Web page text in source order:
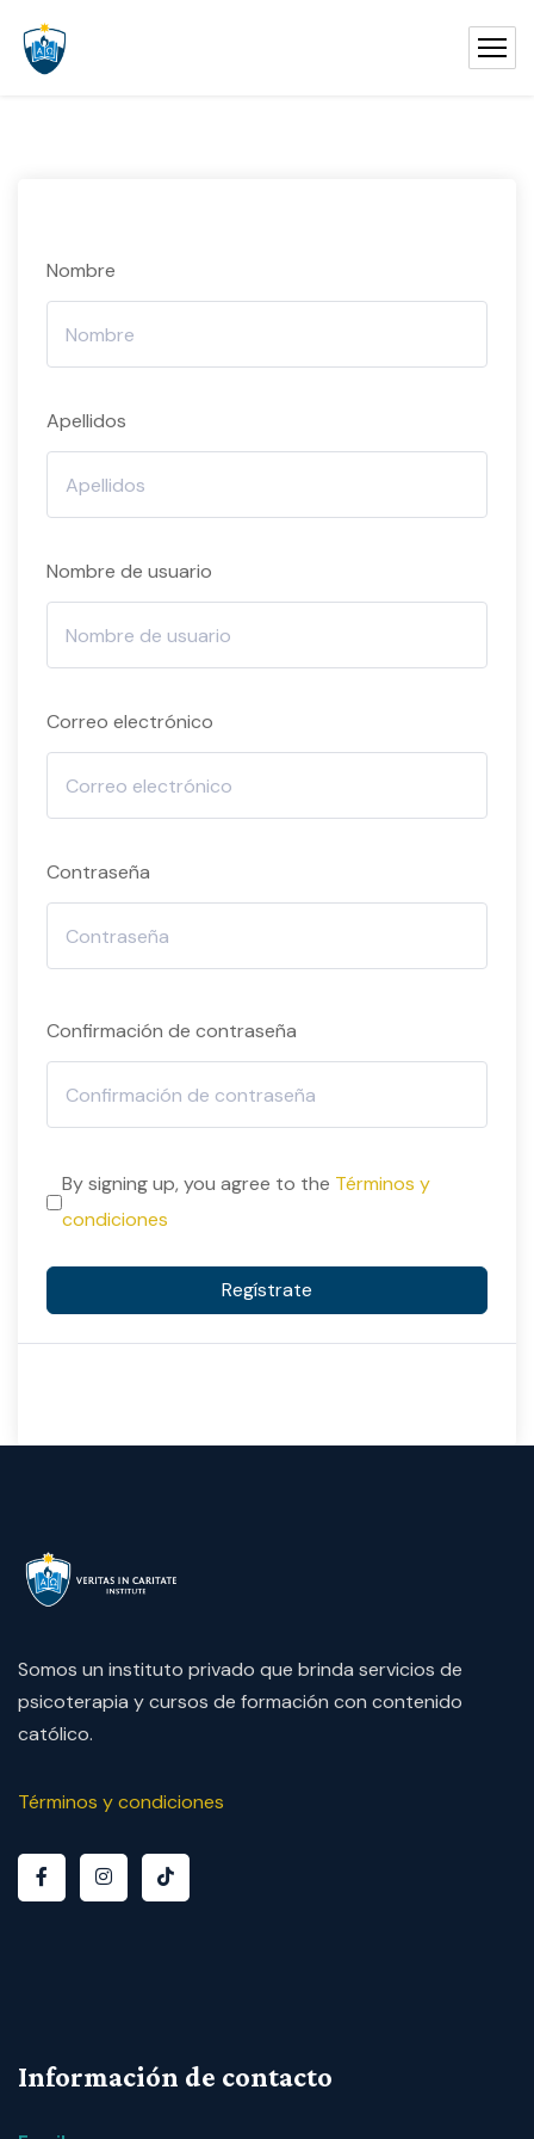
Nombre
Apellidos
Nombre de usuario
Correo electrónico
Contraseña
Confirmación de contraseña
By signing up, you agree to the Términos y
condiciones
Regístrate
Somos un instituto privado que brinda servicios de
psicoterapia y cursos de formación con contenido
católico.
Términos y condiciones
Información de contacto